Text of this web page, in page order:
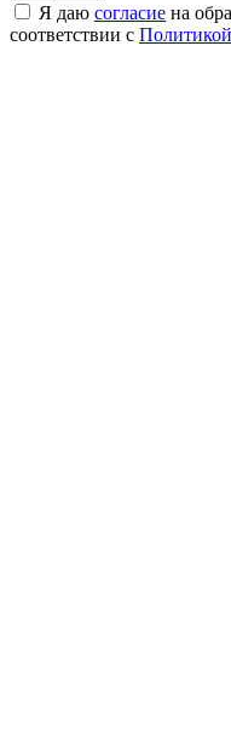
Я даю согласие на
соответствии с